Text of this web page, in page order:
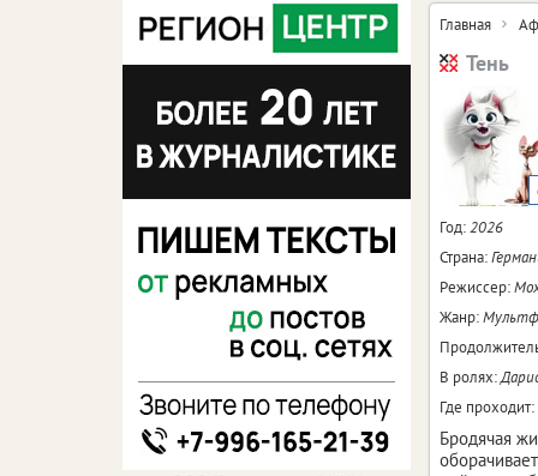
Главная
Тень
Год:2026
Страна:
Режиссер:
Жанр:
В ролях:
Где проходит:
Бродячая